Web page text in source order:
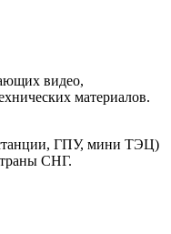
видео,
материалов.
ГПУ, мини ТЭЦ)
СНГ.